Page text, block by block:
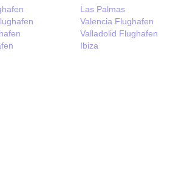
Las Palmas
Valencia Flughafen
Valladolid Flughafen
Ibiza